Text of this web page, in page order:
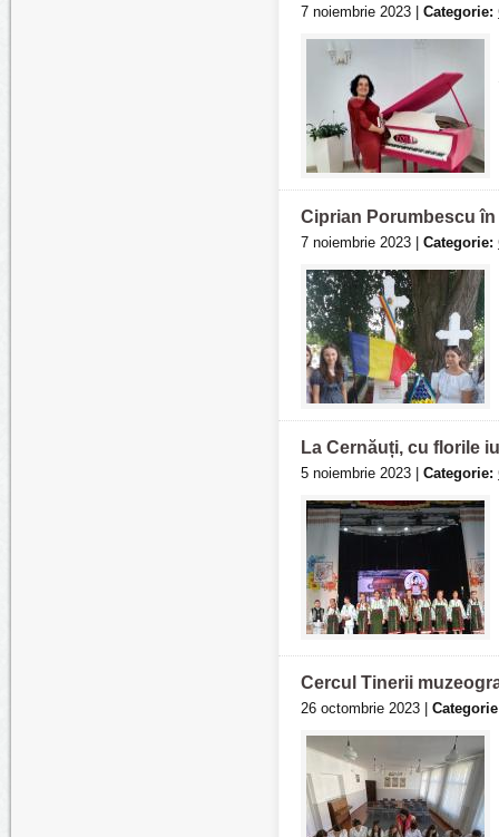
7 noiembrie 2023 | Categorie:
Ciprian Porumbescu
7 noiembrie 2023 | Categorie:
La Cernăuți, cu florile
5 noiembrie 2023 | Categorie:
Cercul Tinerii
26 octombrie 2023 |